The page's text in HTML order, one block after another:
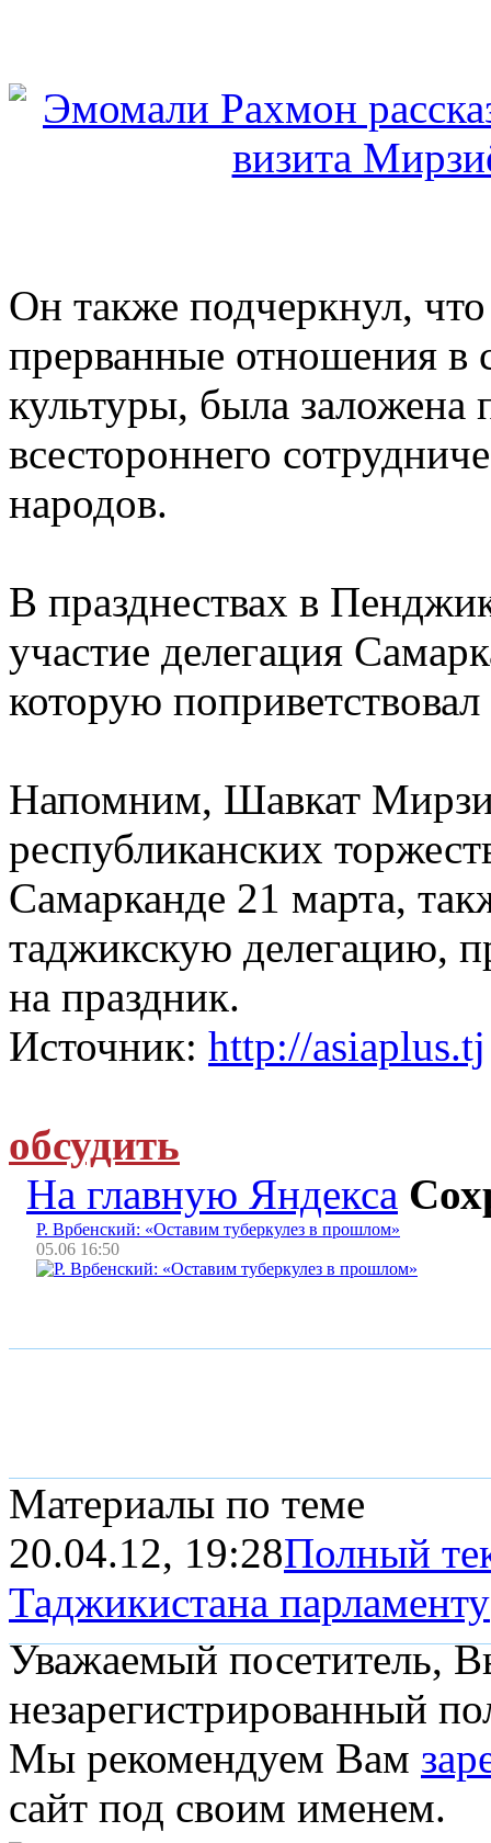
Он также подчеркнул,
прерванные отношения в
культуры, была заложена
всестороннего
народов.
В празднествах в
участие делегация
которую
Напомним, Шавкат
республиканских
Самарканде 21 марта,
таджикскую делегацию,
на праздник.
Источник: http://asiaplus.tj
обсудить
На главную Яндекса
Р. Врбенский: «Оставим туберкулез в прошлом»
05.06 16:50
Материалы по теме
20.04.12, 19:28Полный
Таджикистана парламенту
Уважаемый посетитель,
незарегистрированный
Мы рекомендуем Вам
сайт под своим именем.